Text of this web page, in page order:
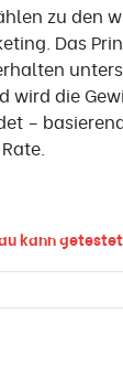
zu den
Das
wird die
–
kann